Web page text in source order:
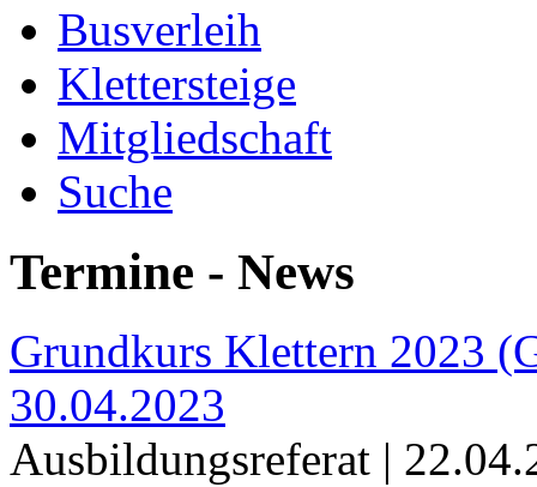
Busverleih
Klettersteige
Mitgliedschaft
Suche
Termine - News
Grundkurs Klettern 2023
30.04.2023
Ausbildungsreferat |